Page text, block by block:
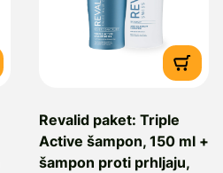
Revalid paket: Triple
Active šampon, 150 ml +
šampon proti prhljaju,